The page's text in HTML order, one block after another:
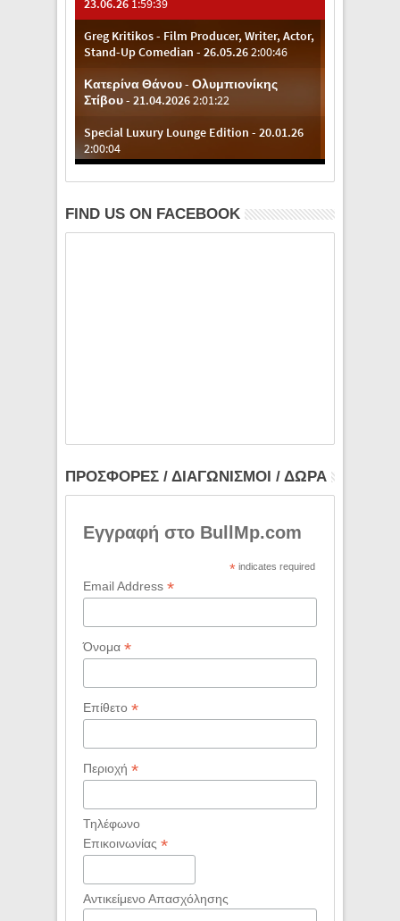
FIND US ON FACEBOOK
ΠΡΟΣΦΟΡΕΣ / ΔΙΑΓΩΝΙΣΜΟΙ / ΔΩΡΑ
Εγγραφή στο BullMp.com
*indicates required
Email Address *
Όνομα *
Επίθετο *
Περιοχή *
Τηλέφωνο
Επικοινωνίας *
Αντικείμενο Απασχόλησης